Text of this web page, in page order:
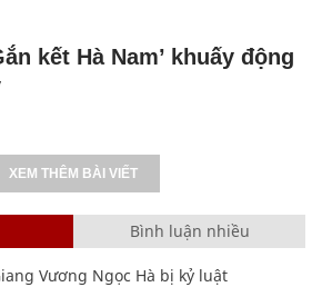
kết Hà Nam’ khuấy động
XEM THÊM BÀI VIẾT
Bình luận nhiều
Vương Ngọc Hà bị kỷ luật